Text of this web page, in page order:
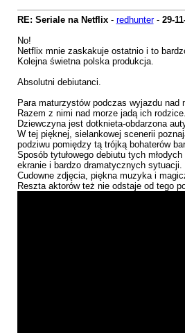
RE: Seriale na Netflix- redhunter- 29-
No!
Netflix mnie zaskakuje ostatnio i to
Kolejna świetna polska produkcja.
Absolutni debiutanci.
Para maturzystów podczas wyjazdu
Razem z nimi nad morze jadą ich
Dziewczyna jest dotknieta-obdarzona
W tej pięknej, sielankowej scenerii
podziwu pomiędzy tą trójką bohaterów
Sposób tytułowego debiutu tych
ekranie i bardzo dramatycznych sytuacji.
Cudowne zdjęcia, piękna muzyka i
Reszta aktorów też nie odstaje od tego